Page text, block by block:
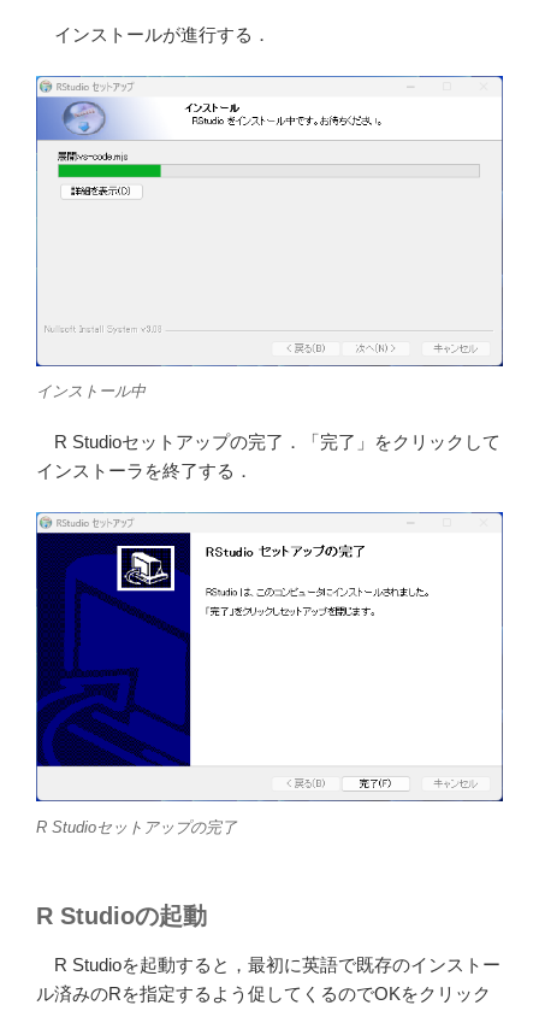
インストールが進行する．
インストール中
R Studioセットアップの完了．「完了」をクリックして
インストーラを終了する．
R Studioセットアップの完了
R Studioの起動
R Studioを起動すると，最初に英語で既存のインストー
ル済みのRを指定するよう促してくるのでOKをクリック